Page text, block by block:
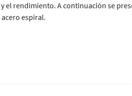
el rendimiento. A continuación se
espiral.